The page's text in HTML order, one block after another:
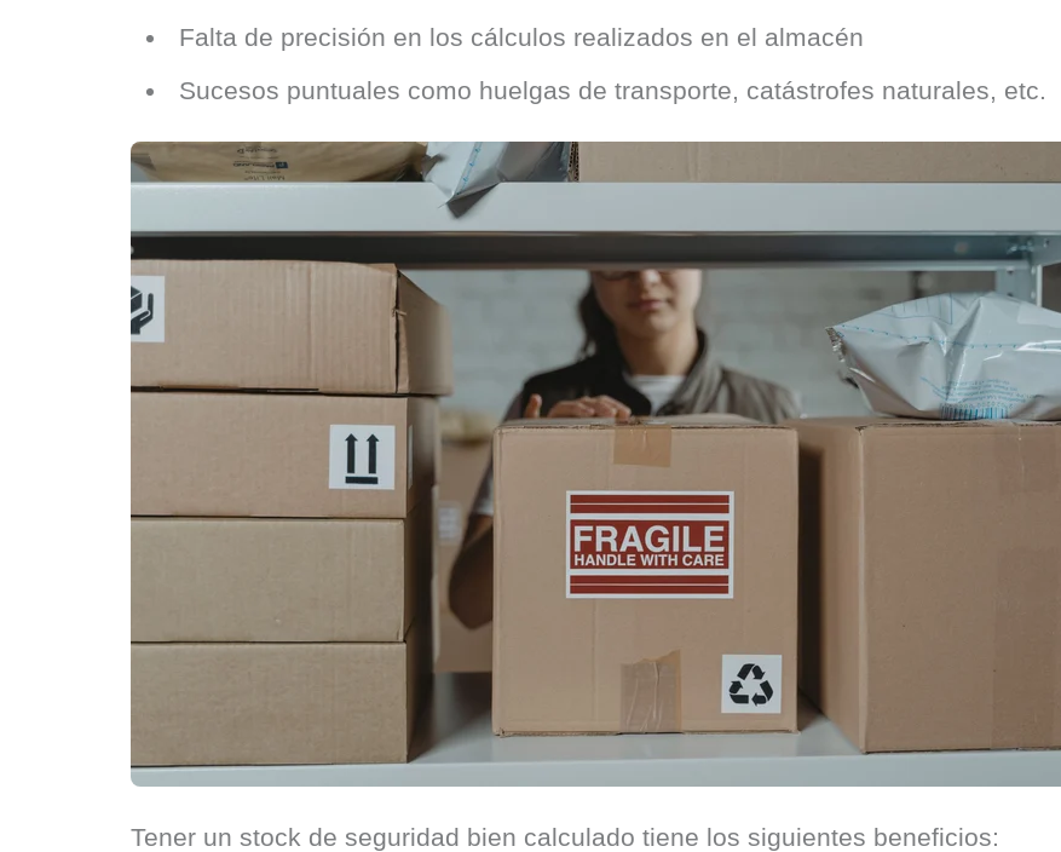
Falta de precisión en los cálculos realizados en el almacén
Sucesos puntuales como huelgas de transporte, catástrofes naturales, etc.
Tener un stock de seguridad bien calculado tiene los siguientes beneficios: